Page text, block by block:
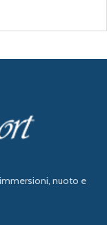
nuoto e